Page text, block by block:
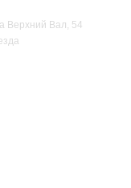
Верхний Вал, 54